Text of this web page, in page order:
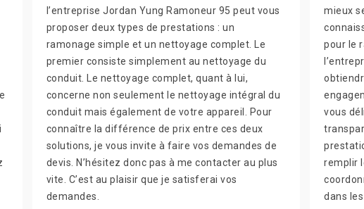
l’entreprise Jordan Yung Ramoneur 95 peut vous
proposer deux types de prestations : un
ramonage simple et un nettoyage complet. Le
premier consiste simplement au nettoyage du
conduit. Le nettoyage complet, quant à lui,
concerne non seulement le nettoyage intégral du
conduit mais également de votre appareil. Pour
connaître la différence de prix entre ces deux
solutions, je vous invite à faire vos demandes de
devis. N’hésitez donc pas à me contacter au plus
vite. C’est au plaisir que je satisferai vos
demandes.
mieux
pour le
vous
remplir
dans